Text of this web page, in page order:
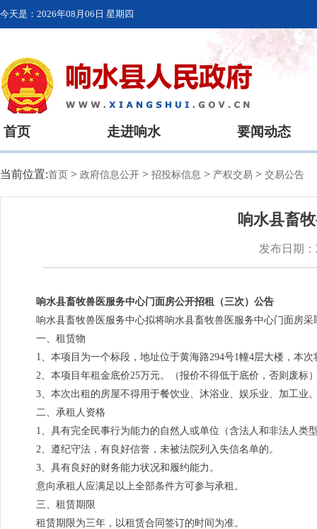
今天是： 2026年08月06日 星期四
首页 走进响水 要闻动态
当前位置:首页 > 政府信息公开 > 招投标信息 > 产权交易 > 交易公告
响水县畜
发布日期
响水县畜牧兽医服务中心门面房公开招租（三次）公告
响水县畜牧兽医服务中心拟将响水县畜牧兽医服务中心门面房
一、租赁物
1、本项目为一个标段，地址位于黄海路294号1幢4层大楼，本
2、本项目年租金底价25万元。（报价不得低于底价，否则废标
3、本次出租的房屋不得用于餐饮业、沐浴业、娱乐业、加工业
二、承租人资格
1、具有完全民事行为能力的自然人或单位（含法人和非法人类
2、遵纪守法，有良好信誉，未被法院列入失信名单的。
3、具有良好的财务能力状况和履约能力。
意向承租人应满足以上全部条件方可参与承租。
三、租赁期限
租赁期限为三年，以租赁合同签订的时间为准。